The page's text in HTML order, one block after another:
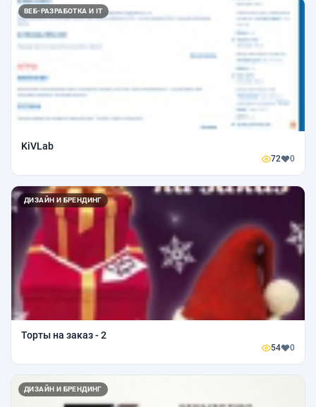
ВЕБ-РАЗРАБОТКА И IT
KiVLab
72 0
ДИЗАЙН И БРЕНДИНГ
Торты на заказ - 2
54 0
ДИЗАЙН И БРЕНДИНГ